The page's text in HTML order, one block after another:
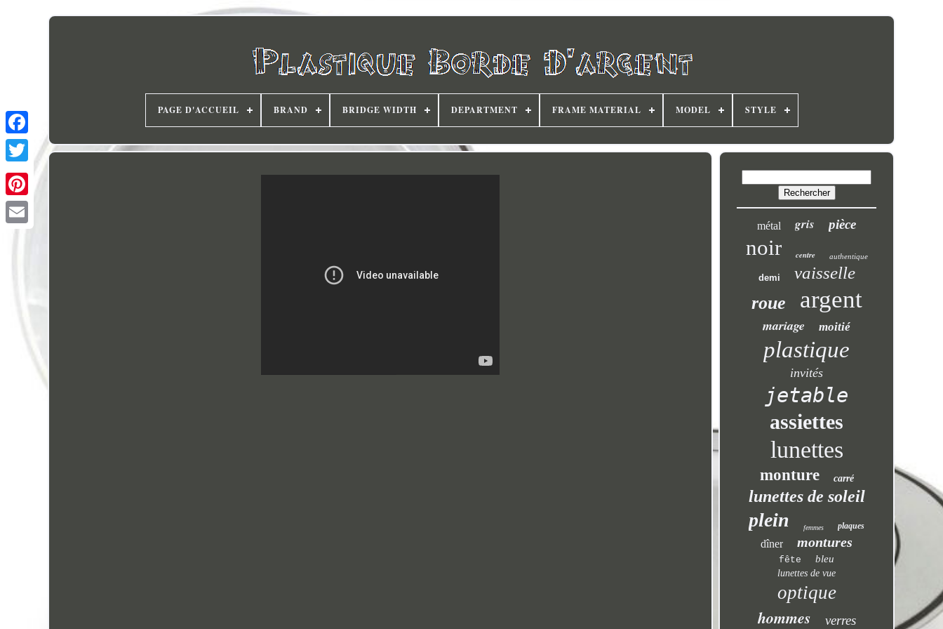
PAGE D'ACCUEIL BRAND BRIDGE WIDTH DEPARTMENT FRAME MATERIAL MODEL STYLE
métal gris pièce
noir centre authentique
demi vaisselle
roue argent
mariage moitié
plastique
invités
jetable
assiettes
lunettes
monture carré
lunettes de soleil
plein femmes plaques
dîner montures
fête bleu
lunettes de vue
optique
hommes verres